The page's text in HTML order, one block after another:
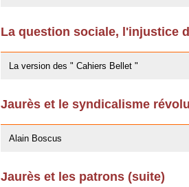
La question sociale, l'injustice
La version des " Cahiers Bellet "
Jaurès et le syndicalisme
Alain Boscus
Jaurès et les patrons (suite)